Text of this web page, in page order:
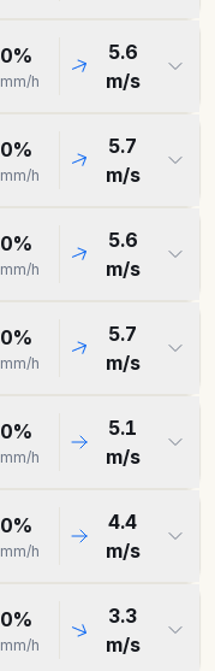
0%
mm/h
5.6
m/s
0%
mm/h
5.7
m/s
0%
mm/h
5.6
m/s
0%
mm/h
5.7
m/s
0%
mm/h
5.1
m/s
0%
mm/h
4.4
m/s
0%
mm/h
3.3
m/s